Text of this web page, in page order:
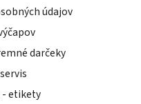
údajov
darčeky
- etikety